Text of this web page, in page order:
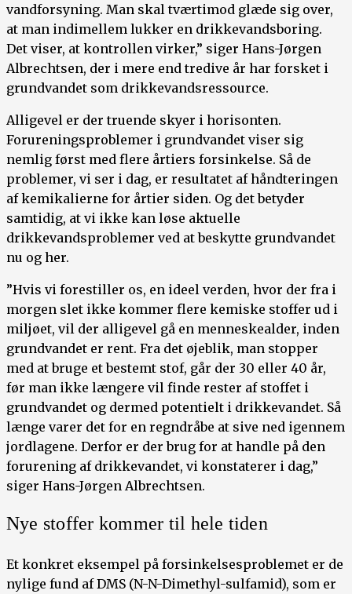
vandforsyning. Man skal tværtimod glæde sig over,
at man indimellem lukker en drikkevandsboring.
Det viser, at kontrollen virker,” siger Hans-Jørgen
Albrechtsen, der i mere end tredive år har forsket i
grundvandet som drikkevandsressource.
Alligevel er der truende skyer i horisonten.
Forureningsproblemer i grundvandet viser sig
nemlig først med flere årtiers forsinkelse. Så de
problemer, vi ser i dag, er resultatet af håndteringen
af kemikalierne for årtier siden. Og det betyder
samtidig, at vi ikke kan løse aktuelle
drikkevandsproblemer ved at beskytte grundvandet
nu og her.
”Hvis vi forestiller os, en ideel verden, hvor der fra i
morgen slet ikke kommer flere kemiske stoffer ud i
miljøet, vil der alligevel gå en menneskealder, inden
grundvandet er rent. Fra det øjeblik, man stopper
med at bruge et bestemt stof, går der 30 eller 40 år,
før man ikke længere vil finde rester af stoffet i
grundvandet og dermed potentielt i drikkevandet. Så
længe varer det for en regndråbe at sive ned igennem
jordlagene. Derfor er der brug for at handle på den
forurening af drikkevandet, vi konstaterer i dag,”
siger Hans-Jørgen Albrechtsen.
Nye stoffer kommer til hele tiden
Et konkret eksempel på forsinkelsesproblemet er de
nylige fund af DMS (N-N-Dimethyl-sulfamid), som er